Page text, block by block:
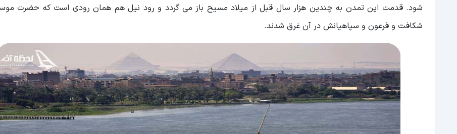
شود. قدمت این تمدن به چندین هزار سال قبل از میلاد مسیح باز می گردد و رود نیل هم همان رودی است که حضرت
شکافت و فرعون و سپاهیانش در آن غرق شدند.